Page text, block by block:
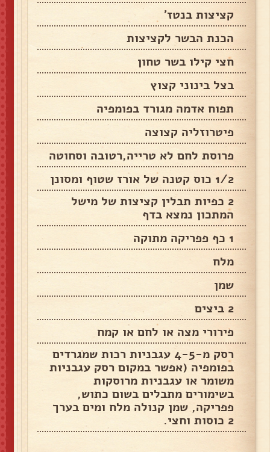
קציצות בנטז'
הכנת הבשר לקציצות
חצי קילו בשר טחון
בצל בינוני קצוץ
תפוח אדמה מגורד בפומפיה
פיטרוזליה קצוצה
פרוסת לחם לא טרייה,רטובה וסחוטה
1/2 כוס קטנה של אורז שטוף ומסונן
2 כפיות תבלין קציצות של מישל
המתכון נמצא בדף
1 כף פפריקה מתוקה
מלח
שמן
2 ביצים
פירורי מצה או לחם או קמח
רסק מ-4-5 עגבניות רכות שמגרדים
בפומפיה (אפשר במקום רסק עגבניות
משומר או עגבניות מרוסקות
בשימורים מתבלים בשום כתוש,
פפריקה, שמן קנולה מלח ומים בערך
2 כוסות וחצי.